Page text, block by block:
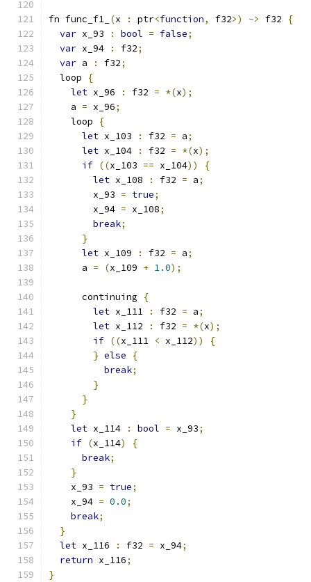
fn func_f1_ (x : ptr<function, f32>) -> f32
{
var x_93 : bool = false;
var x_94 : f32;
var a : f32;
  loop
{
let x_96 : f32 = *(x);
    a
= x_96;
    loop
{
let x_103 : f32 = a;
let x_104 : f32 = *(x);
if ((x_103 == x_104))
{
let x_108 : f32 = a;
        x_93
= true;
        x_94
= x_108;
break;
}
let x_109 : f32 = a;
      a
= (x_109 + 1.0);
      continuing
{
let x_111 : f32 = a;
let x_112 : f32 = *(x);
if ((x_111 < x_112))
{
} else
{
break;
}
}
}
let x_114 : bool = x_93;
if (x_114)
{
break;
}
    x_93
= true;
    x_94
= 0.0;
break;
}
let x_116 : f32 = x_94;
return x_116;
}